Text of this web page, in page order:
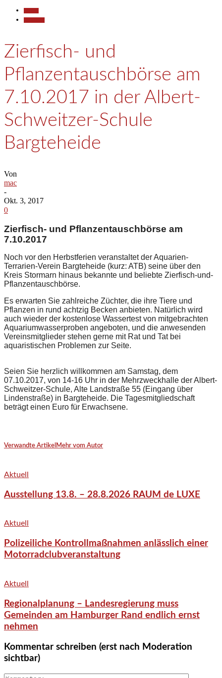
Zierfisch- und
Pflanzentauschbörse am
7.10.2017 in der Albert-
Schweitzer-Schule
Bargteheide
Von
mac
-
Okt. 3, 2017
0
Zierfisch- und Pflanzentauschbörse am
7.10.2017
Noch vor den Herbstferien veranstaltet der Aquarien-
Terrarien-Verein Bargteheide (kurz: ATB) seine über den
Kreis Stormarn hinaus bekannte und beliebte Zierfisch-und-
Pflanzentauschbörse.
Es erwarten Sie zahlreiche Züchter, die ihre Tiere und
Pflanzen in rund achtzig Becken anbieten. Natürlich wird
auch wieder der kostenlose Wassertest von mitgebrachten
Aquariumwasserproben angeboten, und die anwesenden
Vereinsmitglieder stehen gerne mit Rat und Tat bei
aquaristischen Problemen zur Seite.
Seien Sie herzlich willkommen am Samstag, dem
07.10.2017, von 14-16 Uhr in der Mehrzweckhalle der Albert-
Schweitzer-Schule, Alte Landstraße 55 (Eingang über
Lindenstraße) in Bargteheide. Die Tagesmitgliedschaft
beträgt einen Euro für Erwachsene.
Verwandte Artikel Mehr vom Autor
Aktuell
Ausstellung 13.8. – 28.8.2026 RAUM de LUXE
Aktuell
Polizeiliche Kontrollmaßnahmen anlässlich einer
Motorradclubveranstaltung
Aktuell
Regionalplanung – Landesregierung muss
Gemeinden am Hamburger Rand endlich ernst
nehmen
Kommentar schreiben (erst nach Moderation
sichtbar)